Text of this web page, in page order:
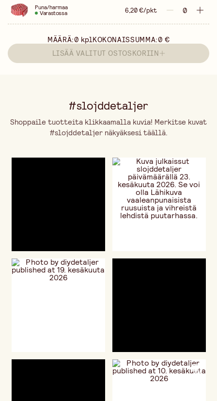
Puna/harmaa
Varastossa 6,20 €/pkt
MÄÄRÄ:0 kplKOKONAISSUMMA:0 €
LISÄÄ VALITUT OSTOSKORIIN
#slojddetaljer
Shoppaile tuotteita klikkaamalla kuvia! Merkitse kuvat
#slojddetaljer näkyäksesi täällä.